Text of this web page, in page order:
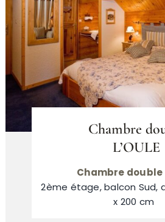
Chambre
L’OULE
Chambre double
2ème étage, balcon Sud,
x 200 cm